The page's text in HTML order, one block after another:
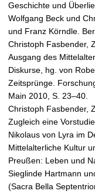
Geschichte und
Wolfgang Beck und
und Franz Körndle.
Christoph Fasbender,
Ausgang des
Diskurse, hg. von
Zeitsprünge.
Main 2010, S. 23–40.
Christoph Fasbender,
Zugleich eine
Nikolaus von Lyra im
Mittelalterliche Kultur
Preußen: Leben und
Sieglinde Hartmann
(Sacra Bella